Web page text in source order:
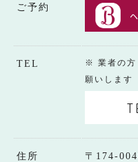
ご予約
TEL
※ 業者の方
願いします
住所
〒174-